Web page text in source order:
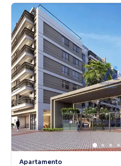
Apartamento